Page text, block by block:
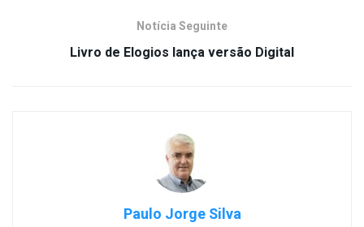
Notícia Seguinte
Livro de Elogios lança versão Digital
Paulo Jorge Silva